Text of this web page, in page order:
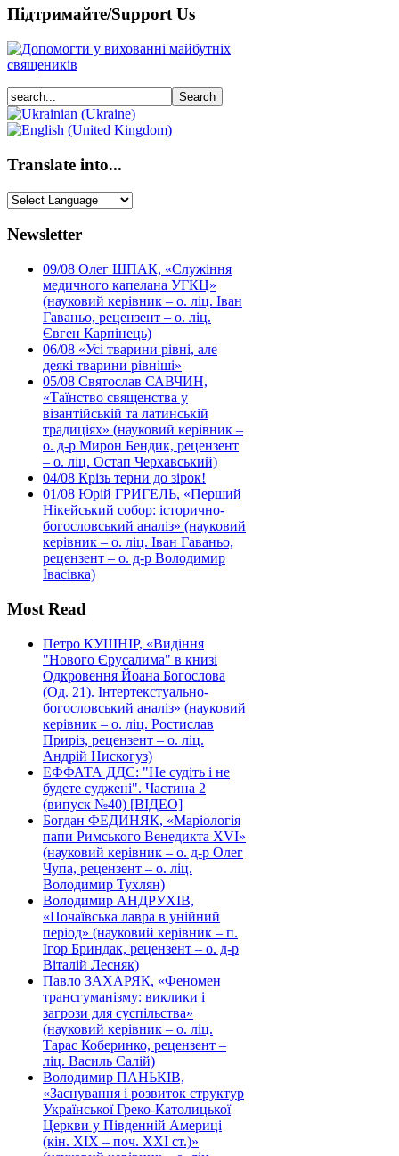
Підтримайте/Support Us
Translate into...
Newsletter
09/08 Олег ШПАК, «Служіння
медичного капелана УГКЦ»
(науковий керівник – о. ліц. Іван
Гаваньо, рецензент – о. ліц.
Євген Карпінець)
06/08 «Усі тварини рівні, але
деякі тварини рівніші»
05/08 Святослав САВЧИН,
«Таїнство священства у
візантійській та латинській
традиціях» (науковий керівник –
о. д-р Мирон Бендик, рецензент
– о. ліц. Остап Черхавський)
04/08 Крізь терни до зірок!
01/08 Юрій ГРИГЕЛЬ, «Перший
Нікейський собор: історично-
богословський аналіз» (науковий
керівник – о. ліц. Іван Гаваньо,
рецензент – о. д-р Володимир
Івасівка)
Most Read
Петро КУШНІР, «Видіння
"Нового Єрусалима" в книзі
Одкровення Йоана Богослова
(Од. 21). Інтертекстуально-
богословський аналіз» (науковий
керівник – о. ліц. Ростислав
Приріз, рецензент – о. ліц.
Андрій Нискогуз)
ЕФФАТА ДДС: "Не судіть і не
будете суджені". Частина 2
(випуск №40) [ВІДЕО]
Богдан ФЕДИНЯК, «Маріологія
папи Римського Венедикта XVI»
(науковий керівник – о. д-р Олег
Чупа, рецензент – о. ліц.
Володимир Тухлян)
Володимир АНДРУХІВ,
«Почаївська лавра в унійний
період» (науковий керівник – п.
Ігор Бриндак, рецензент – о. д-р
Віталій Лесняк)
Павло ЗАХАРЯК, «Феномен
трансгуманізму: виклики і
загрози для суспільства»
(науковий керівник – о. ліц.
Тарас Коберинко, рецензент –
ліц. Василь Салій)
Володимир ПАНЬКІВ,
«Заснування і розвиток структур
Української Греко-Католицької
Церкви у Південній Америці
(кін. ХІХ – поч. ХХІ ст.)»